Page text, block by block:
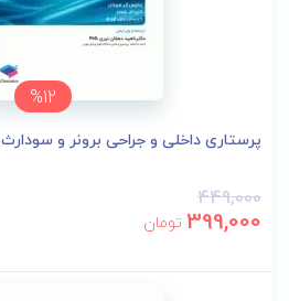
%12
پرستاری داخلی و جراحی برونر و سودارث 2022 جلد10 مت...
449,000
399,000 تومان